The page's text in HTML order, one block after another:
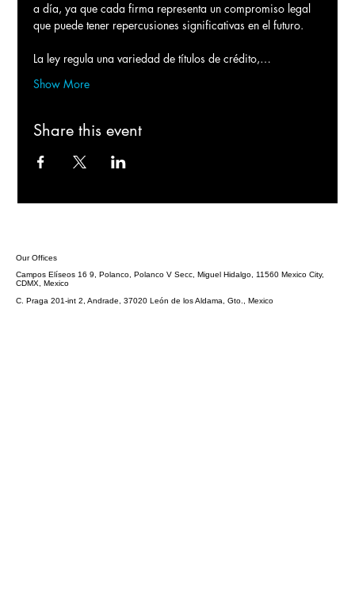
a día, ya que cada firma representa un compromiso legal
que puede tener repercusiones significativas en el futuro.
La ley regula una variedad de títulos de crédito,…
Show More
Share this event
Our Offices
Campos Elíseos 16 9, Polanco, Polanco V Secc, Miguel Hidalgo, 11560 Mexico City,
CDMX, Mexico
C. Praga 201-int 2, Andrade, 37020 León de los Aldama, Gto., Mexico